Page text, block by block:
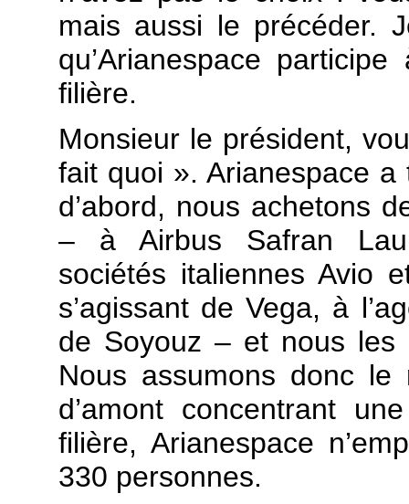
mais aussi le précéder.
qu’Arianespace
filière.
Monsieur le président,
fait quoi ». Arianespace a
d’abord, nous achetons
– à Airbus Safran
sociétés italiennes Avio
s’agissant de Vega, à
de Soyouz – et nous les
Nous assumons donc le
d’amont concentrant
filière, Arianespace
330 personnes.